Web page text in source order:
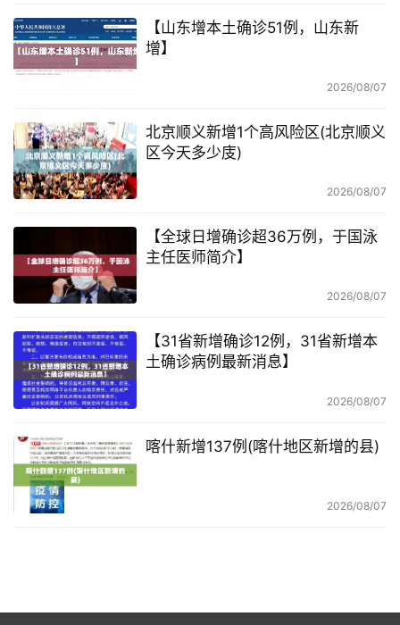
【山东增本土确诊51例，山东新
增】
2026/08/07
北京顺义新增1个高风险区(北京顺义
区今天多少庋)
2026/08/07
【全球日增确诊超36万例，于国泳
主任医师简介】
2026/08/07
【31省新增确诊12例，31省新增本
土确诊病例最新消息】
2026/08/07
喀什新增137例(喀什地区新增的县)
2026/08/07